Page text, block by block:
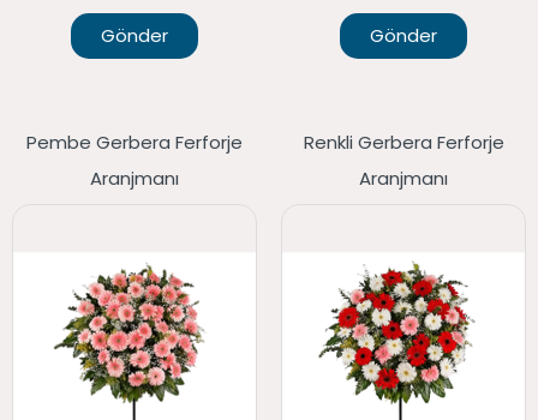
Gönder Gönder
Pembe Gerbera Ferforje
Aranjmanı
Renkli Gerbera Ferforje
Aranjmanı